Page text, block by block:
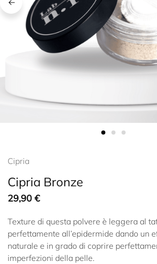
Cipria
Cipria Bronze
29,90 €
Texture di questa polvere è leggera al
perfettamente all’epidermide dando un
naturale e in grado di coprire
imperfezioni della pelle.